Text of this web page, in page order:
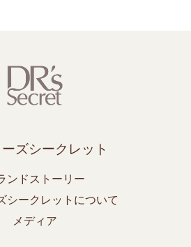
ーズシークレット
ンドストーリー
シークレットについて
メディア